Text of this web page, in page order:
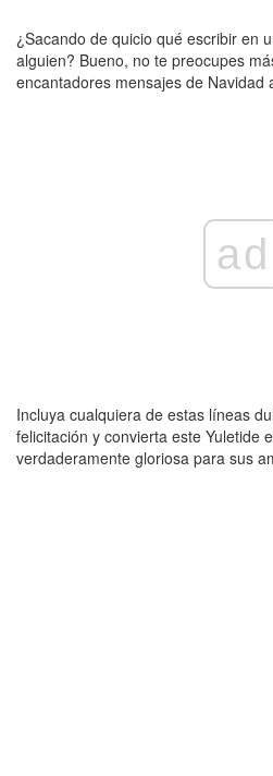
¿Sacando de quicio qué escribir en
alguien? Bueno, no te preocupes
encantadores mensajes de Navidad
ad
Incluya cualquiera de estas líneas
felicitación y convierta este Yuletide
verdaderamente gloriosa para sus